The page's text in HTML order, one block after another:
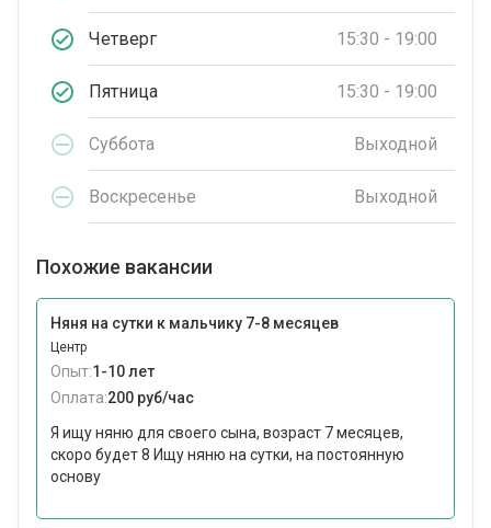
Четверг 15:30 - 19:00
Пятница 15:30 - 19:00
Суббота Выходной
Воскресенье Выходной
Похожие вакансии
Няня на сутки к мальчику 7-8 месяцев
Центр
Опыт:1-10 лет
Оплата:200 руб/час
Я ищу няню для своего сына, возраст 7 месяцев,
скоро будет 8 Ищу няню на сутки, на постоянную
основу